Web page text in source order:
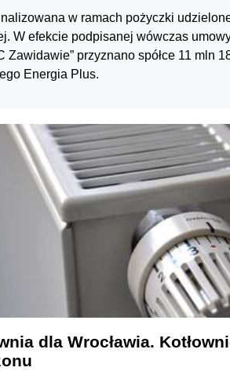
w ramach pożyczki
W efekcie podpisanej wówczas
przyznano spółce 11 mln
Energia Plus.
dla Wrocławia.